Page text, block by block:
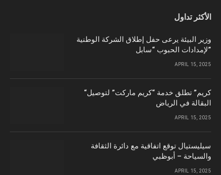
الأكثر تداول
وزير البيئة يرعى حفل إطلاق الشركة الوطنية
لإمدادات الحبوب “سابل”
APRIL 15, 2025
“كريم” تطلق خدمة “كريم ماركت” لتوصيل
البقالة في الرياض
APRIL 15, 2025
سيليستيال توقع اتفاقية مع دائرة الثقافة
والسياحة – أبوظبي
APRIL 15, 2025